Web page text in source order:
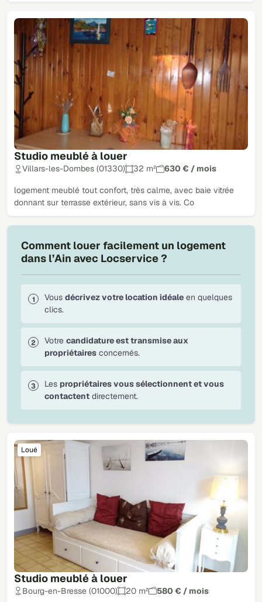
Studio meublé à louer
Villars-les-Dombes (01330) 32 m² 630 € / mois
logement meublé tout confort, très calme, avec baie vitrée
donnant sur terrasse extérieur, sans vis à vis. Co
Studio meublé à louer
Loué
Bourg-en-Bresse (01000) 20 m² 580 € / mois
Comment louer facilement un logement
dans l’Ain avec Locservice ?
Vous décrivez votre location idéale en quelques
clics.
Votre candidature est transmise aux
propriétaires concernés.
Les propriétaires vous sélectionnent et vous
contactent directement.